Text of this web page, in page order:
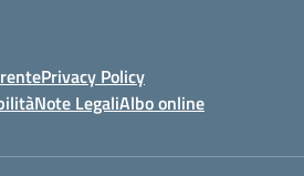
Privacy Policy
Note LegaliAlbo online